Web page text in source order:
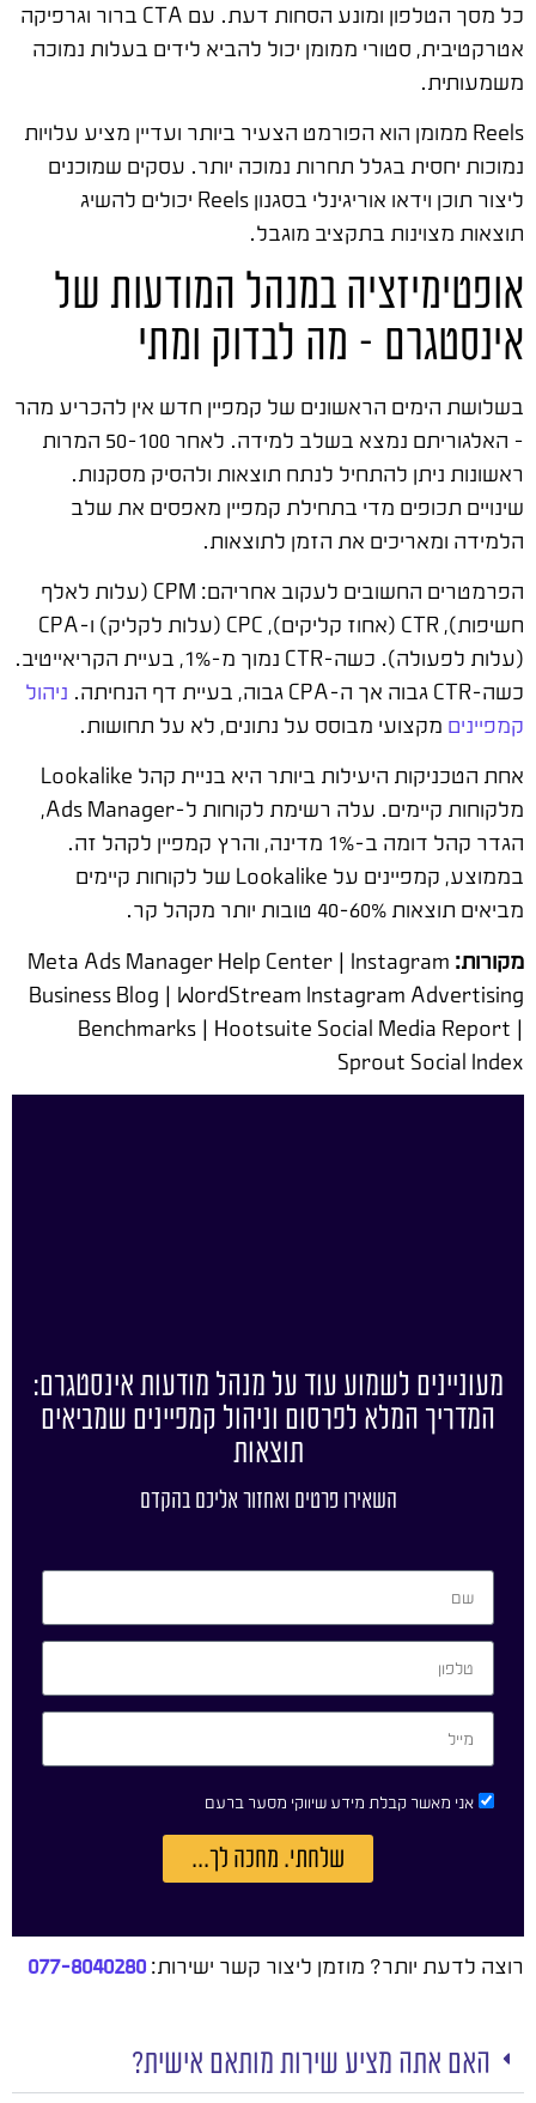
כל מסך הטלפון ומונע הסחות דעת. עם CTA ברור וגרפיקה
אטרקטיבית, סטורי ממומן יכול להביא לידים בעלות נמוכה
משמעותית.
Reels ממומן הוא הפורמט הצעיר ביותר ועדיין מציע עלויות
נמוכות יחסית בגלל תחרות נמוכה יותר. עסקים שמוכנים
ליצור תוכן וידאו אוריגינלי בסגנון Reels יכולים להשיג
תוצאות מצוינות בתקציב מוגבל.
אופטימיזציה במנהל המודעות של
אינסטגרם – מה לבדוק ומתי
בשלושת הימים הראשונים של קמפיין חדש אין להכריע מהר
– האלגוריתם נמצא בשלב למידה. לאחר 50-100 המרות
ראשונות ניתן להתחיל לנתח תוצאות ולהסיק מסקנות.
שינויים תכופים מדי בתחילת קמפיין מאפסים את שלב
הלמידה ומאריכים את הזמן לתוצאות.
הפרמטרים החשובים לעקוב אחריהם: CPM (עלות לאלף
חשיפות), CTR (אחוז קליקים), CPC (עלות לקליק) ו-CPA
(עלות לפעולה). כשה-CTR נמוך מ-1%, בעיית הקריאייטיב.
כשה-CTR גבוה אך ה-CPA גבוה, בעיית דף הנחיתה.
ניהול
קמפיינים מקצועי מבוסס על נתונים, לא על תחושות.
אחת הטכניקות היעילות ביותר היא בניית קהל Lookalike
מלקוחות קיימים. עלה רשימת לקוחות ל-Ads Manager,
הגדר קהל דומה ב-1% מדינה, והרץ קמפיין לקהל זה.
בממוצע, קמפיינים על Lookalike של לקוחות קיימים
מביאים תוצאות 40-60% טובות יותר מקהל קר.
מקורות: Meta Ads Manager Help Center | Instagram
Business Blog | WordStream Instagram Advertising
Benchmarks | Hootsuite Social Media Report |
Sprout Social Index
מעוניינים לשמוע עוד על מנהל מודעות אינסטגרם:
המדריך המלא לפרסום וניהול קמפיינים שמביאים
תוצאות
השאירו פרטים ואחזור אליכם בהקדם
אני מאשר קבלת מידע שיווקי מסער ברעם
שלחתי. מחכה לך...
רוצה לדעת יותר? מוזמן ליצור קשר ישירות:077-8040280
האם אתה מציע שירות מותאם אישית?